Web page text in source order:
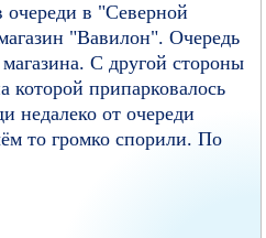
очереди в "Северной
"Вавилон". Очередь
С другой стороны
которой припарковалось
недалеко от очереди
то громко спорили. По